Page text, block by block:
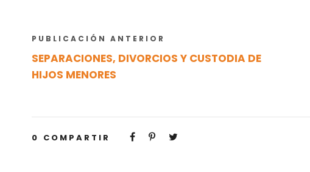
PUBLICACIÓN ANTERIOR
SEPARACIONES, DIVORCIOS Y CUSTODIA DE
HIJOS MENORES
0 COMPARTIR